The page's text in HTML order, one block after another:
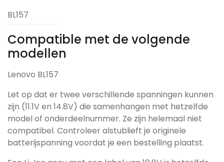
BL157
Compatible met de volgende
modellen
Lenovo BL157
Let op dat er twee verschillende spanningen kunnen
zijn (11.1V en 14.8V) die samenhangen met hetzelfde
model of onderdeelnummer. Ze zijn helemaal niet
compatibel. Controleer alstublieft je originele
batterijspanning voordat je een bestelling plaatst.